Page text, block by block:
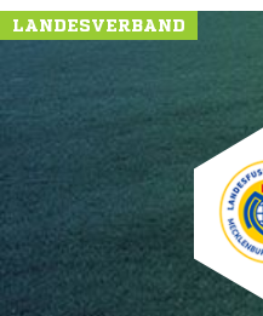
LANDESVERBAND